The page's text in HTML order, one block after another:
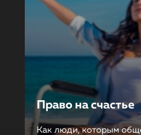
Право на счастье
Как люди, которым